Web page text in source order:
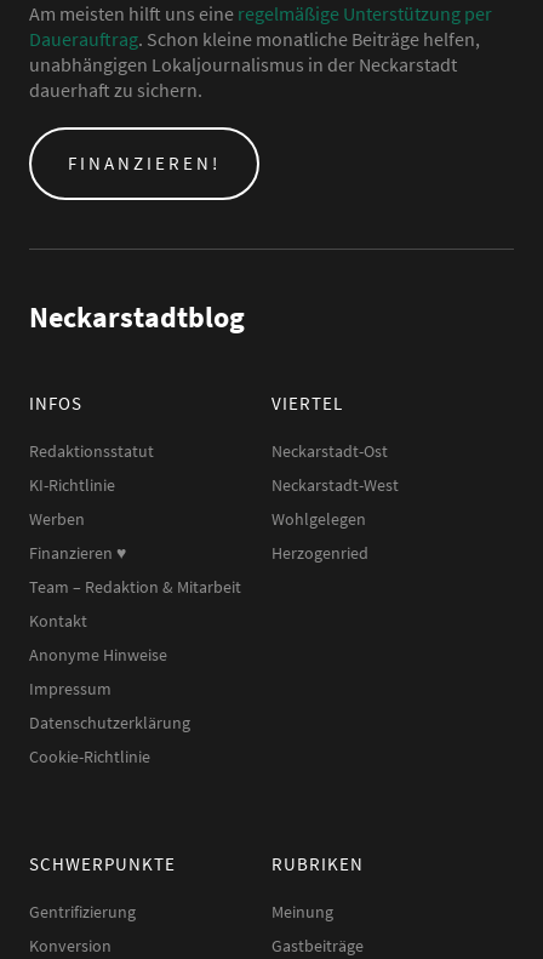
Am meisten hilft uns eine regelmäßige Unterstützung per
Dauerauftrag. Schon kleine monatliche Beiträge helfen,
unabhängigen Lokaljournalismus in der Neckarstadt
dauerhaft zu sichern.
FINANZIEREN!
Neckarstadtblog
INFOS
Redaktionsstatut
KI-Richtlinie
Werben
Finanzieren ♥︎
Team – Redaktion & Mitarbeit
Kontakt
Anonyme Hinweise
Impressum
Datenschutzerklärung
Cookie-Richtlinie
VIERTEL
Neckarstadt-Ost
Neckarstadt-West
Wohlgelegen
Herzogenried
SCHWERPUNKTE
Gentrifizierung
Konversion
RUBRIKEN
Meinung
Gastbeiträge